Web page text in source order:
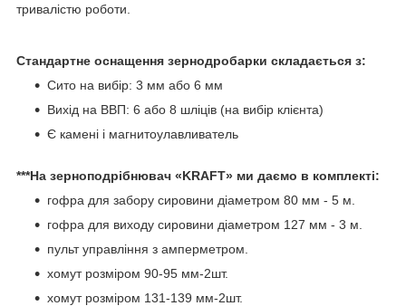
тривалістю роботи.
Стандартне оснащення зернодробарки складається з:
Сито на вибір: 3 мм або 6 мм
Вихід на ВВП: 6 або 8 шліців (на вибір клієнта)
Є камені і магнитоулавливатель
***На зерноподрібнювач «KRAFT» ми даємо в комплекті:
гофра для забору сировини діаметром 80 мм - 5 м.
гофра для виходу сировини діаметром 127 мм - 3 м.
пульт управління з амперметром.
хомут розміром 90-95 мм-2шт.
хомут розміром 131-139 мм-2шт.